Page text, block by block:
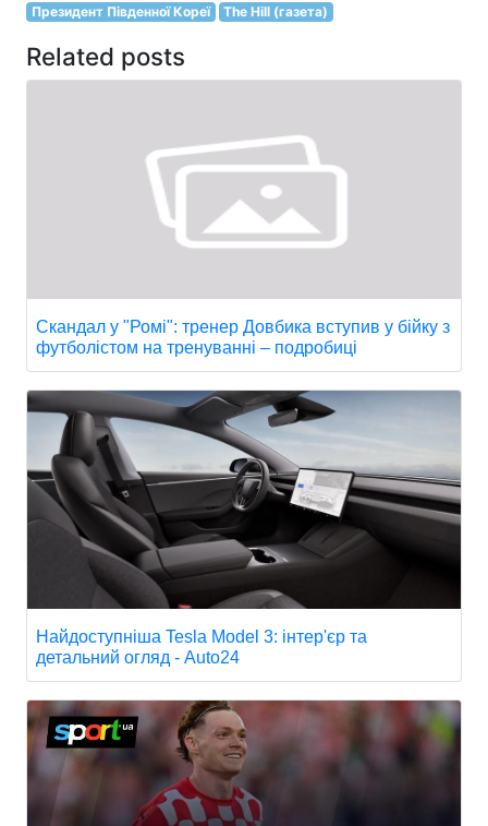
Президент Південної Кореї
The Hill (газета)
Related posts
Скандал у "Ромі": тренер Довбика вступив у бійку з
футболістом на тренуванні – подробиці
Найдоступніша Tesla Model 3: інтер'єр та
детальний огляд - Auto24